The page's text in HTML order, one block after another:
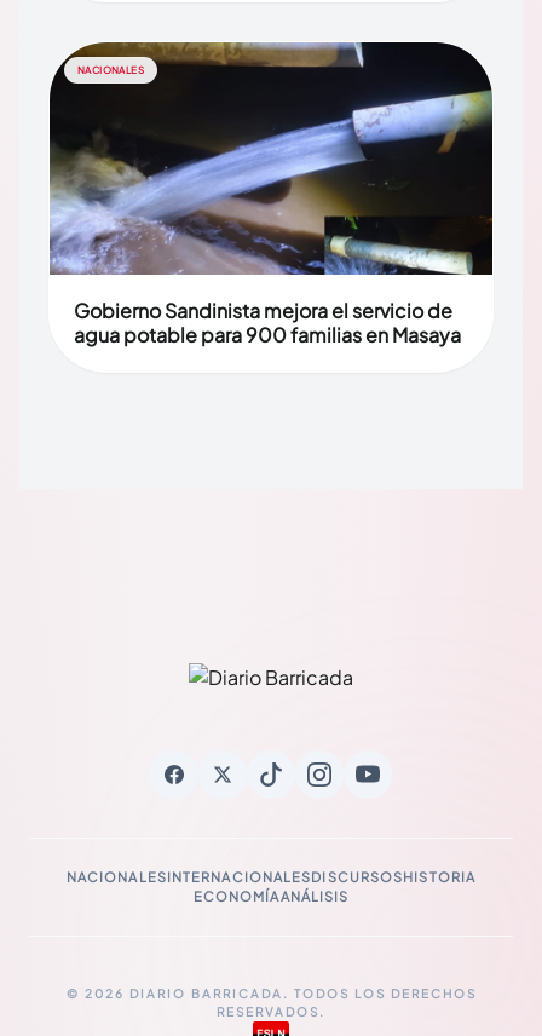
NACIONALES
Gobierno Sandinista mejora el servicio de
agua potable para 900 familias en Masaya
NACIONALESINTERNACIONALESDISCURSOSHISTORIA
ECONOMÍAANÁLISIS
© 2026 DIARIO BARRICADA. TODOS LOS DERECHOS
RESERVADOS.